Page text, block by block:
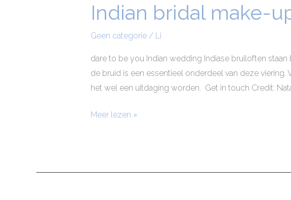
Indian bridal make-
Geen categorie/ Li
dare to be you Indian wedding Indiase bruiloften
de bruid is een essentieel onderdeel van deze
het wel een uitdaging worden. Get in touch Credit:
Indian
bridal
make-
Meer lezen »